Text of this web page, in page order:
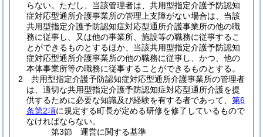
らない。 ただし、当該管理者は、共用型指定介護予防認知
症対応型通所介護事業所の管理上支障がない場合は、当該
共用型指定介護予防認知症対応型通所介護事業所の他の職
務に従事し、又は他の事業所、施設等の職務に従事するこ
とができるものとするほか、当該共用型指定介護予防認知
症対応型通所介護事業所の他の職務に従事し、かつ、他の
本体事業所等の職務に従事することができるものとする。
2
共用型指定介護予防認知症対応型通所介護事業所の管理者
は、適切な共用型指定介護予防認知症対応型通所介護を提
供するために必要な知識及び経験を有する者であって、 第6
条第2項に規定する町長が定める研修を修了しているもので
なければならない。
第3節
運営に関する基準